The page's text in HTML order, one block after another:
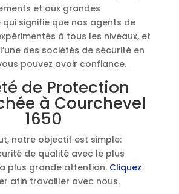
et aux grandes
qui signifie que nos agents de
à tous les niveaux, et
des sociétés de sécurité en
pouvez avoir confiance.
de Protection
à Courchevel
1650
notre objectif est simple:
de qualité avec le plus
plus grande attention. Cliquez
afin travailler avec nous.